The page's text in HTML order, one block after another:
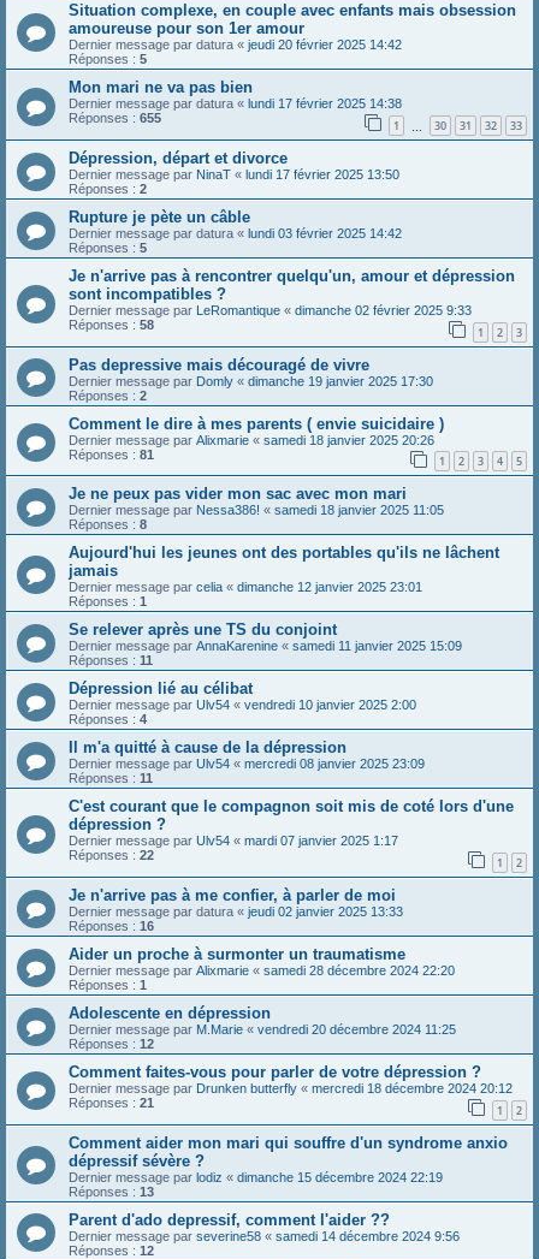
Situation complexe, en couple avec enfants mais obsession
amoureuse pour son 1er amour
Dernier message par datura « jeudi 20 février 2025 14:42
Réponses : 5
Mon mari ne va pas bien
Dernier message par datura « lundi 17 février 2025 14:38
Réponses : 655 1 30 31 32 33
Dépression, départ et divorce
Dernier message par NinaT « lundi 17 février 2025 13:50
Réponses : 2
Rupture je pète un câble
Dernier message par datura « lundi 03 février 2025 14:42
Réponses : 5
Je n'arrive pas à rencontrer quelqu'un, amour et dépression
sont incompatibles ?
Dernier message par LeRomantique « dimanche 02 février 2025 9:33
Réponses : 58 1 2 3
Pas depressive mais découragé de vivre
Dernier message par Domly « dimanche 19 janvier 2025 17:30
Réponses : 2
Comment le dire à mes parents ( envie suicidaire )
Dernier message par Alixmarie « samedi 18 janvier 2025 20:26
Réponses : 81 1 2 3 4 5
Je ne peux pas vider mon sac avec mon mari
Dernier message par Nessa386! « samedi 18 janvier 2025 11:05
Réponses : 8
Aujourd'hui les jeunes ont des portables qu'ils ne lâchent
jamais
Dernier message par celia « dimanche 12 janvier 2025 23:01
Réponses : 1
Se relever après une TS du conjoint
Dernier message par AnnaKarenine « samedi 11 janvier 2025 15:09
Réponses : 11
Dépression lié au célibat
Dernier message par Ulv54 « vendredi 10 janvier 2025 2:00
Réponses : 4
Il m'a quitté à cause de la dépression
Dernier message par Ulv54 « mercredi 08 janvier 2025 23:09
Réponses : 11
C'est courant que le compagnon soit mis de coté lors d'une
dépression ?
Dernier message par Ulv54 « mardi 07 janvier 2025 1:17
Réponses : 22 1 2
Je n'arrive pas à me confier, à parler de moi
Dernier message par datura « jeudi 02 janvier 2025 13:33
Réponses : 16
Aider un proche à surmonter un traumatisme
Dernier message par Alixmarie « samedi 28 décembre 2024 22:20
Réponses : 1
Adolescente en dépression
Dernier message par M.Marie « vendredi 20 décembre 2024 11:25
Réponses : 12
Comment faites-vous pour parler de votre dépression ?
Dernier message par Drunken butterfly « mercredi 18 décembre 2024 20:12
Réponses : 21 1 2
Comment aider mon mari qui souffre d'un syndrome anxio
dépressif sévère ?
Dernier message par lodiz « dimanche 15 décembre 2024 22:19
Réponses : 13
Parent d'ado depressif, comment l'aider ??
Dernier message par severine58 « samedi 14 décembre 2024 9:56
Réponses : 12